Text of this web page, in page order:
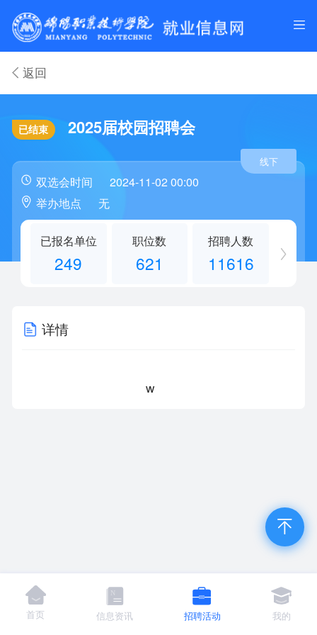
返回
已结束 2025届校园招聘会
双选会时间
2024-11-02 00:00
举办地点
无
线下
已报名单位
249
职位数
621
招聘人数
11616
详情
w
首页 信息资讯 招聘活动 我的